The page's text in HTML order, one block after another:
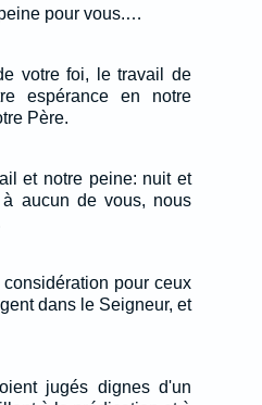
pour vous.…
votre foi, le travail de
espérance en notre
Père.
et notre peine: nuit et
aucun de vous, nous
pour ceux
dans le Seigneur, et
jugés dignes d'un